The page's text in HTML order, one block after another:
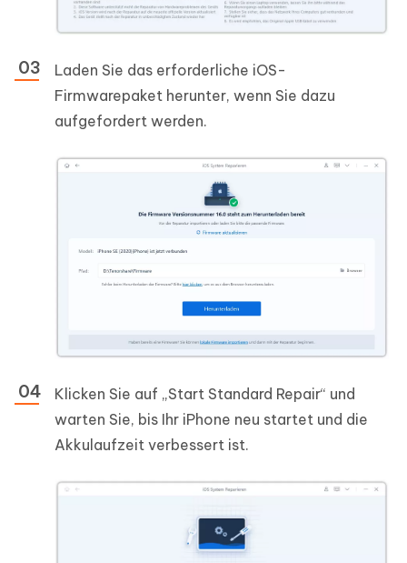
Laden Sie das erforderliche iOS-
Firmwarepaket herunter, wenn Sie dazu
aufgefordert werden.
Klicken Sie auf „Start Standard Repair“ und
warten Sie, bis Ihr iPhone neu startet und die
Akkulaufzeit verbessert ist.